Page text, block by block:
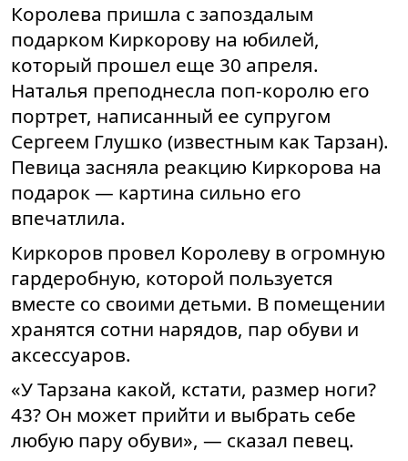
Королева пришла с запоздалым
подарком Киркорову на юбилей,
который прошел еще 30 апреля.
Наталья преподнесла поп-королю его
портрет, написанный ее супругом
Сергеем Глушко (известным как Тарзан).
Певица засняла реакцию Киркорова на
подарок — картина сильно его
впечатлила.
Киркоров провел Королеву в огромную
гардеробную, которой пользуется
вместе со своими детьми. В помещении
хранятся сотни нарядов, пар обуви и
аксессуаров.
«У Тарзана какой, кстати, размер ноги?
43? Он может прийти и выбрать себе
любую пару обуви», — сказал певец.